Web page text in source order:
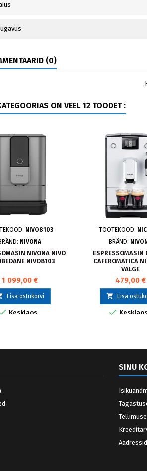
(0)
ON VEEL 12 TOODET :
NIVO8103
BRÄND: NIVONA
NIVONA NIVO
NIVO8103
1 099,00 €
Lisa ostukorvi
Kesklaos
TOOTEKOOD:
BRÄND:
ESPRESSOMASIN
CAFEROMATICA
VALGE
479,00 €
 Lisa
 Kesklaos
SINU
Aadressid